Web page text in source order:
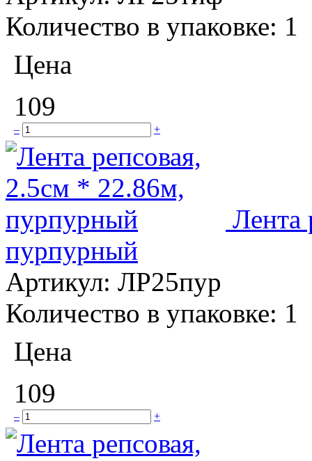
Количество в упаковке: 1
Цена
109
– +
Лента
пурпурный
Артикул: ЛР25пур
Количество в упаковке: 1
Цена
109
– +